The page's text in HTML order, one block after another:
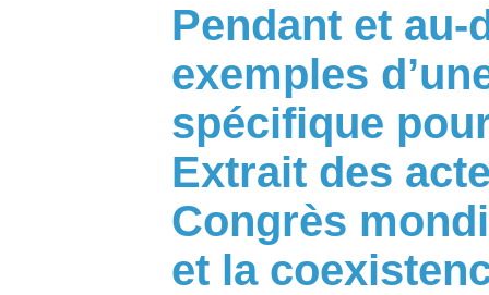
Pendant et au-
exemples
spécifique
Extrait des
Congrès
et la